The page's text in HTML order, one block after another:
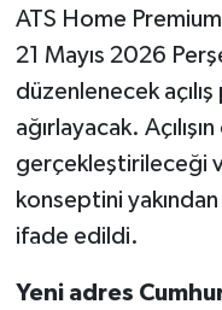
ATS Home
21 Mayıs 2026
düzenlenecek
ağırlayacak.
gerçekleştirileceği
konseptini
ifade edildi.
Yeni adres